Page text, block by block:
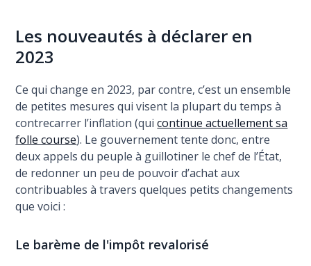
Les nouveautés à déclarer en
2023
Ce qui change en 2023, par contre, c’est un ensemble
de petites mesures qui visent la plupart du temps à
contrecarrer l’inflation (quicontinue actuellement sa
folle course). Le gouvernement tente donc, entre
deux appels du peuple à guillotiner le chef de l’État,
de redonner un peu de pouvoir d’achat aux
contribuables à travers quelques petits changements
que voici :
Le barème de l'impôt revalorisé